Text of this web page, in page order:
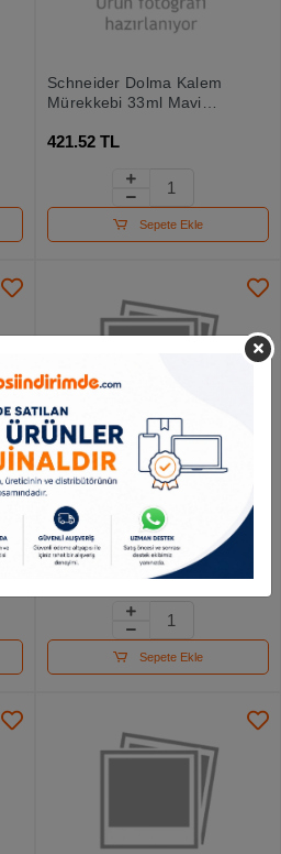
Schneider Dolma Kalem
Mürekkebi 33ml Mavi
421.52 TL
Sepete Ekle
Serve Deep Mekanik
Kalem Ucu 0.3 Mm Hb 48
Mın 12 Lı
Sepete Ekle